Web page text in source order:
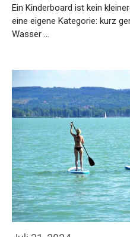
Ein Kinderboard ist kein
eine eigene Kategorie: kurz
Wasser …